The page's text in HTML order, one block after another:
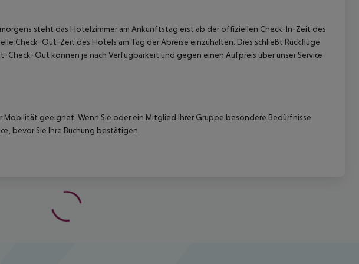
steht das Hotelzimmer am Ankunftstag erst ab der offiziellen Check-In-Zeit des
Check-Out-Zeit des Hotels am Tag der Abreise einzuhalten. Dies schließt Rückflüge
Check-Out können je nach Verfügbarkeit und gegen einen Aufpreis über unser Service
Mobilität geeignet. Wenn Sie oder ein Mitglied Ihrer Gruppe besondere Bedürfnisse
bevor Sie Ihre Buchung bestätigen.